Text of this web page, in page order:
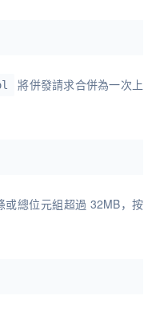
將併發請求合併為一次上
總位元組超過 32MB，按